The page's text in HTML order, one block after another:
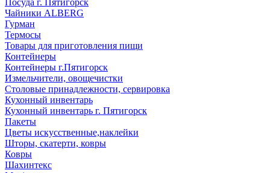
Посуда г. Пятигорск
Чайники ALBERG
Гурман
Термосы
Товары для приготовления пищи
Контейнеры
Контейнеры г.Пятигорск
Измельчители, овощечистки
Столовые принадлежности, сервировка
Кухонный инвентарь
Кухонный инвентарь г. Пятигорск
Пакеты
Цветы искусственные,наклейки
Шторы, скатерти, ковры
Ковры
Шахинтекс